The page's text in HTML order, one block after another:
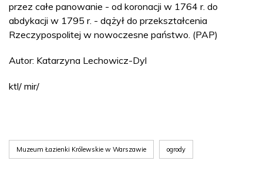
przez całe panowanie - od koronacji w 1764 r. do
abdykacji w 1795 r. - dążył do przekształcenia
Rzeczypospolitej w nowoczesne państwo. (PAP)
Autor: Katarzyna Lechowicz-Dyl
ktl/ mir/
Muzeum Łazienki Królewskie w Warszawie ogrody